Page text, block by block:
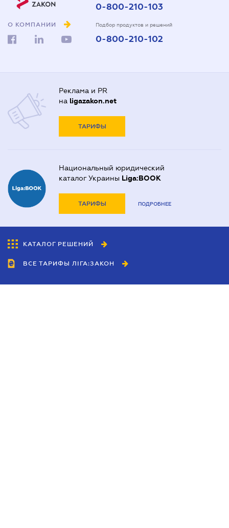
О КОМПАНИИ
0-800-210-103
Подбор продуктов и решений
0-800-210-102
Реклама и PR
на ligazakon.net
ТАРИФЫ
Национальный юридический
каталог Украины Liga:BOOK
ТАРИФЫ ПОДРОБНЕЕ
КАТАЛОГ РЕШЕНИЙ
ВСЕ ТАРИФЫ ЛІГА:ЗАКОН